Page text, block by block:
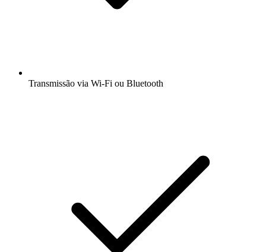
Transmissão via Wi-Fi ou Bluetooth